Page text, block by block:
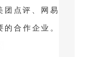
团点评、网易
合作企业。